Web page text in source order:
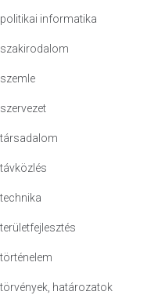
politikai informatika
szakirodalom
szemle
szervezet
társadalom
távközlés
technika
területfejlesztés
történelem
törvények, határozatok